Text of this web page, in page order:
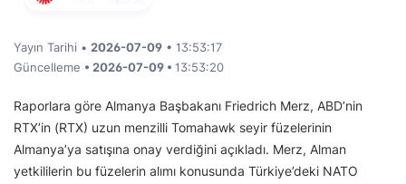
Yayın Tarihi • 2026-07-09 • 13:53:17
Güncelleme • 2026-07-09 • 13:53:20
Raporlara göre Almanya Başbakanı Friedrich Merz, ABD’nin
RTX’in (RTX) uzun menzilli Tomahawk seyir füzelerinin
Almanya’ya satışına onay verdiğini açıkladı. Merz, Alman
yetkililerin bu füzelerin alımı konusunda Türkiye’deki NATO